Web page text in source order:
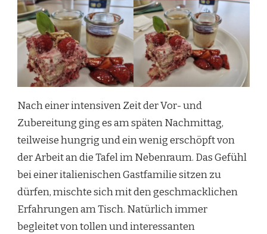
Nach einer intensiven Zeit der Vor- und
Zubereitung ging es am späten Nachmittag,
teilweise hungrig und ein wenig erschöpft von
der Arbeit an die Tafel im Nebenraum. Das Gefühl
bei einer italienischen Gastfamilie sitzen zu
dürfen, mischte sich mit den geschmacklichen
Erfahrungen am Tisch. Natürlich immer
begleitet von tollen und interessanten